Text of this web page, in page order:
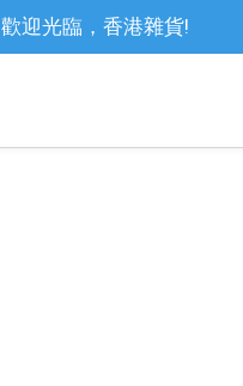
歡迎光臨，香港雜貨!